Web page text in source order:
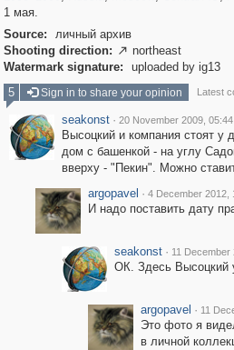
1 мая.
Source:
личный архив
Shooting direction:  northeast
Watermark signature:
uploaded by ig13
5
Sign in to share your opinion Latest
seakonst · 20 November 2009, 05:44
Высоцкий и компания стоят
дом с башенкой - на углу
вверху - "Пекин". Можно
argopavel · 4 December 2012,
И надо поставить дату
seakonst · 11 December
ОК. Здесь Высоцкий
argopavel · 11
Это фото я
в личной